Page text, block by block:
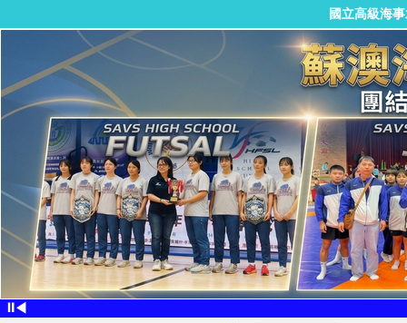
國立高級海
⏸◀